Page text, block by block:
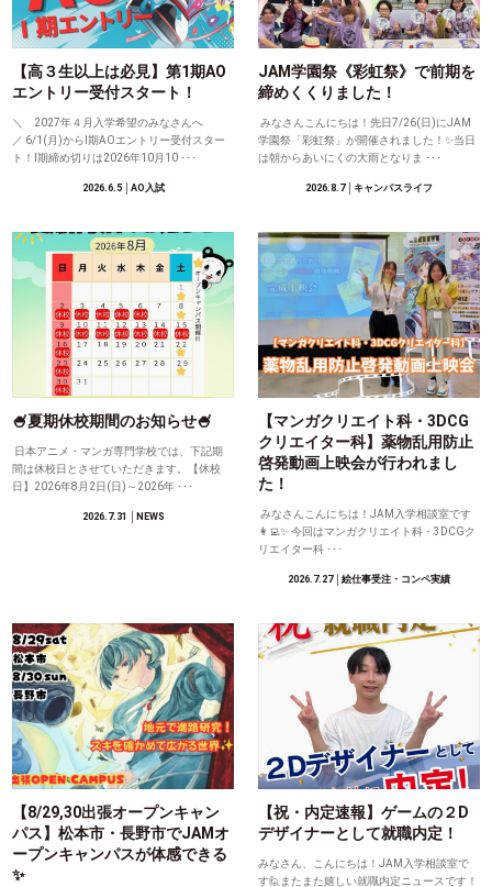
【高３生以上は必見】第1期AO
エントリー受付スタート！
＼ 2027年４月入学希望のみなさんへ
／ 6/1(月)からⅠ期AOエントリー受付スター
ト！Ⅰ期締め切りは2026年10月10 ･･･
2026.6.5│AO入試
JAM学園祭《彩虹祭》で前期を
締めくくりました！
みなさんこんにちは！先日7/26(日)にJAM
学園祭「彩虹祭」が開催されました！✨当日
は朝からあいにくの大雨となりま ･･･
2026.8.7│キャンパスライフ
🍧夏期休校期間のお知らせ🍧
日本アニメ・マンガ専門学校では、下記期
間は休校日とさせていただきます。【休校
日】2026年8月2日(日)～2026年 ･･･
2026.7.31 │NEWS
【マンガクリエイト科・3DCG
クリエイター科】薬物乱用防止
啓発動画上映会が行われまし
た！
みなさんこんにちは！JAM入学相談室です
👩‍💻✨ 今回はマンガクリエイト科・3DCGク
リエイター科 ･･･
2026.7.27│絵仕事受注・コンペ実績
【8/29,30出張オープンキャン
パス】松本市・長野市でJAMオ
ープンキャンパスが体感できる
✨
【祝・内定速報】ゲームの２D
デザイナーとして就職内定！
みなさん、こんにちは！JAM入学相談室で
す🙋またまた嬉しい就職内定ニュースです！